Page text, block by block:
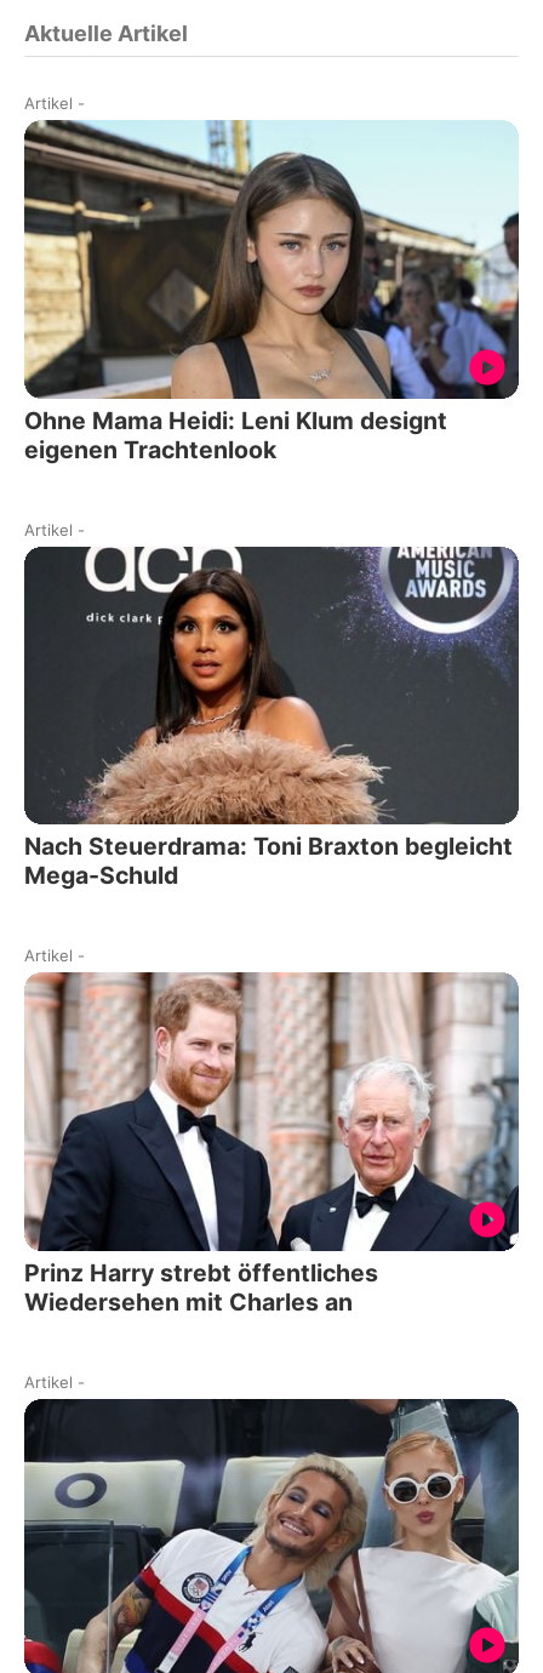
Aktuelle Artikel
Artikel -
Ohne Mama Heidi: Leni Klum designt
eigenen Trachtenlook
Artikel -
Nach Steuerdrama: Toni Braxton begleicht
Mega-Schuld
Artikel -
Prinz Harry strebt öffentliches
Wiedersehen mit Charles an
Artikel -